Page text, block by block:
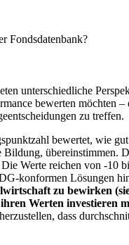
Fondsdatenbank?
unterschiedliche
bewerten möchten
zu treffen.
bewertet, wie
Werte reichen von -
konformen Lösungen
zu bewirken
Werten investieren
dass